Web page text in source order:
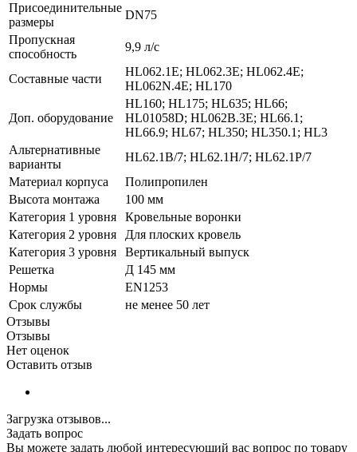
Присоединительные
размеры
DN75
Пропускная
способность
9,9 л/с
Составные части
HL062.1E; HL062.3E; HL062.4E;
HL062N.4E; HL170
Доп. оборудование
HL160; HL175; HL635; HL66;
HL01058D; HL062B.3E; HL66.1;
HL66.9; HL67; HL350; HL350.1; HL3
Альтернативные
варианты
HL62.1B/7; HL62.1H/7; HL62.1P/7
Материал корпуса
Полипропилен
Высота монтажа
100 мм
Категория 1 уровня
Кровельные воронки
Категория 2 уровня
Для плоских кровель
Категория 3 уровня
Вертикальный выпуск
Решетка
Д 145 мм
Нормы
EN1253
Срок службы
не менее 50 лет
Отзывы
Отзывы
Нет оценок
Оставить отзыв
Загрузка отзывов...
Задать вопрос
Вы можете задать любой интересующий вас вопрос по товару